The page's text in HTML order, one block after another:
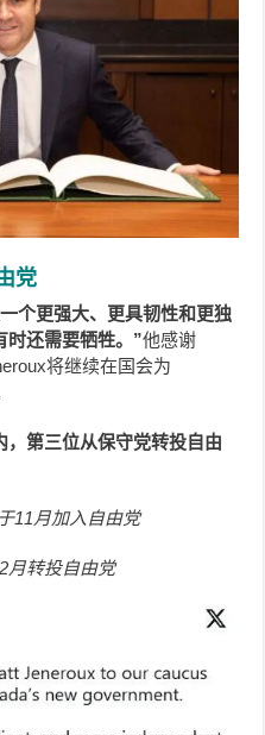
党
个更强大、更具韧性和更独
时还需要牺牲。”他感谢
将继续在国会为
，第三位从保守党转投自由
11月加入自由党
月转投自由党